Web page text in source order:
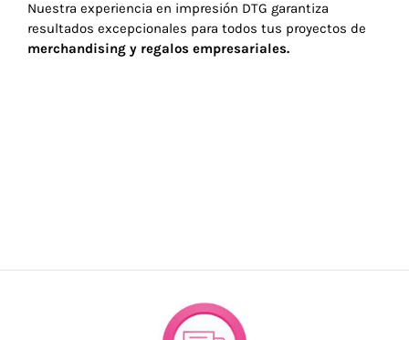
Nuestra experiencia en impresión DTG garantiza
resultados excepcionales para todos tus proyectos de
merchandising y regalos empresariales.